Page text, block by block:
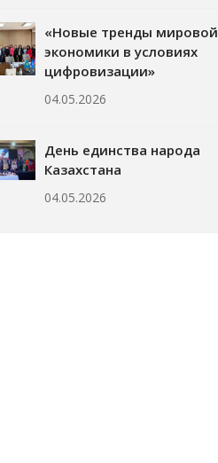
«Новые тренды мировой
экономики в условиях
цифровизации»
04.05.2026
День единства народа
Казахстана
04.05.2026